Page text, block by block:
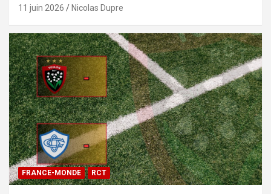
11 juin 2026 Nicolas Dupre
FRANCE-MONDE RCT